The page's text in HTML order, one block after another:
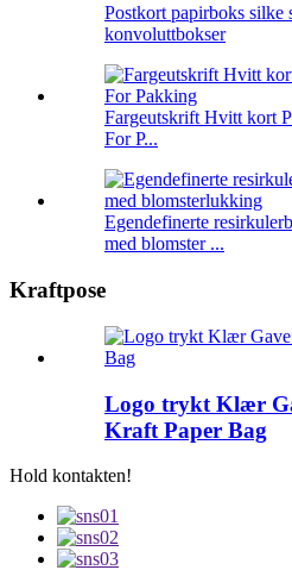
Postkort papirboks silke
konvoluttbokser
Fargeutskrift Hvitt kort
For P...
Egendefinerte
med blomster ...
Kraftpose
Logo trykt Klær
Kraft Paper Bag
Hold kontakten!